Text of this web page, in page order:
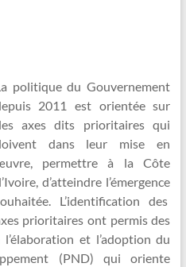
politique du Gouvernement
2011 est orientée sur
axes dits prioritaires qui
dans leur mise en
permettre à la Côte
d’atteindre l’émergence
L’identification des
prioritaires ont permis des
et l’adoption du
(PND) qui oriente